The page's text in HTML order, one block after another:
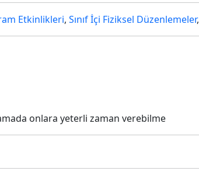
Etkinlikleri, Sınıf İçi Fiziksel Düzenlemeler,
onlara yeterli zaman verebilme